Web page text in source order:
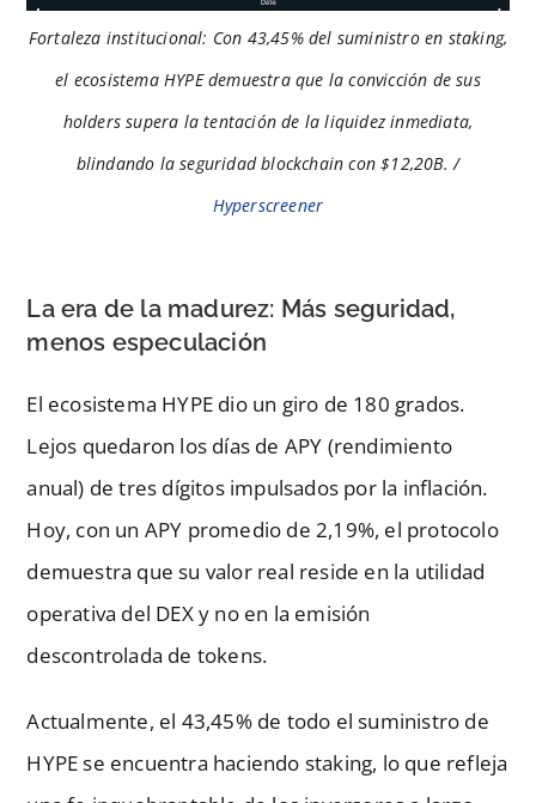
Fortaleza institucional: Con 43,45% del suministro en staking,
el ecosistema HYPE demuestra que la convicción de sus
holders supera la tentación de la liquidez inmediata,
blindando la seguridad blockchain con $12,20B. /
Hyperscreener
La era de la madurez: Más seguridad,
menos especulación
El ecosistema HYPE dio un giro de 180 grados.
Lejos quedaron los días de APY (rendimiento
anual) de tres dígitos impulsados por la inflación.
Hoy, con un APY promedio de 2,19%, el protocolo
demuestra que su valor real reside en la utilidad
operativa del DEX y no en la emisión
descontrolada de tokens.
Actualmente, el 43,45% de todo el suministro de
HYPE se encuentra haciendo staking, lo que refleja